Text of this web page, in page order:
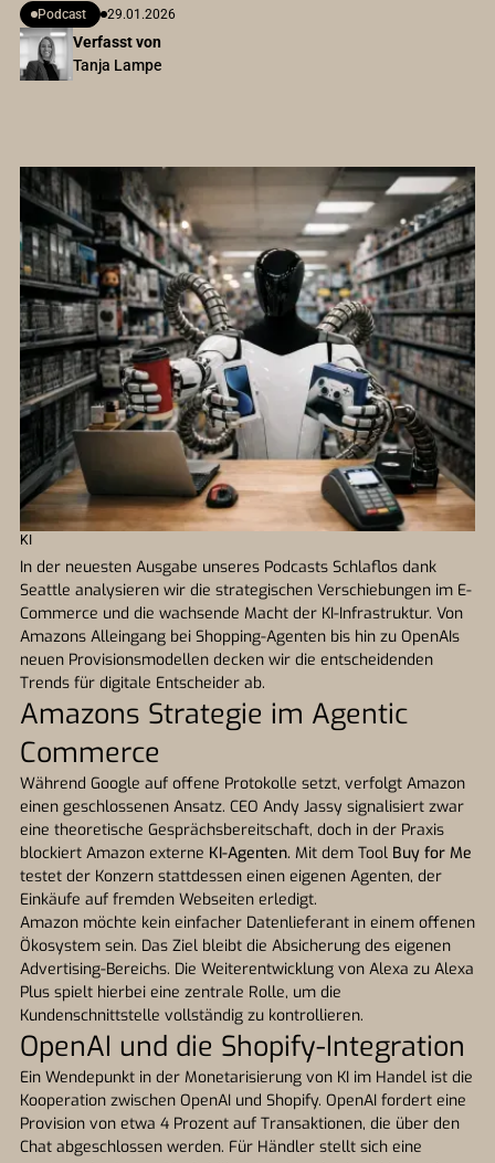
Verfasst von
Tanja Lampe
Podcast 29.01.2026
KI
In der neuesten Ausgabe unseres Podcasts Schlaflos dank
Seattle analysieren wir die strategischen Verschiebungen im E-
Commerce und die wachsende Macht der KI-Infrastruktur. Von
Amazons Alleingang bei Shopping-Agenten bis hin zu OpenAIs
neuen Provisionsmodellen decken wir die entscheidenden
Trends für digitale Entscheider ab.
Amazons Strategie im Agentic
Commerce
Während Google auf offene Protokolle setzt, verfolgt Amazon
einen geschlossenen Ansatz. CEO Andy Jassy signalisiert zwar
eine theoretische Gesprächsbereitschaft, doch in der Praxis
blockiert Amazon externe KI-Agenten. Mit dem Tool Buy for Me
testet der Konzern stattdessen einen eigenen Agenten, der
Einkäufe auf fremden Webseiten erledigt.
Amazon möchte kein einfacher Datenlieferant in einem offenen
Ökosystem sein. Das Ziel bleibt die Absicherung des eigenen
Advertising-Bereichs. Die Weiterentwicklung von Alexa zu Alexa
Plus spielt hierbei eine zentrale Rolle, um die
Kundenschnittstelle vollständig zu kontrollieren.
OpenAI und die Shopify-Integration
Ein Wendepunkt in der Monetarisierung von KI im Handel ist die
Kooperation zwischen OpenAI und Shopify. OpenAI fordert eine
Provision von etwa 4 Prozent auf Transaktionen, die über den
Chat abgeschlossen werden. Für Händler stellt sich eine